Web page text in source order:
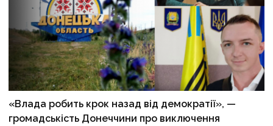
«Влада робить крок назад від демократії», —
громадськість Донеччини про виключення